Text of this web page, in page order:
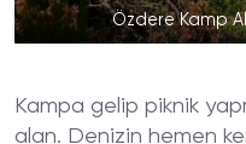
Özdere Kamp
Kampa gelip piknik
alan. Denizin hemen